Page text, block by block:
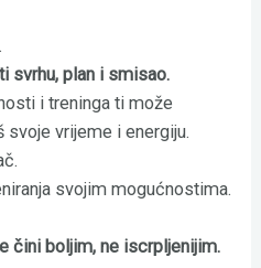
svrhu, plan i smisao.
i treninga ti može
vrijeme i energiju.
svojim mogućnostima.
čini boljim, ne iscrpljenijim.